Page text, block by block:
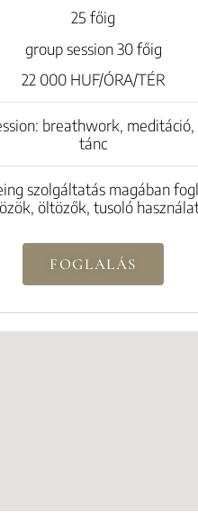
25 főig
group session 30 főig
22 000 HUF/ÓRA/TÉR
breathwork,
tánc
szolgáltatás magában
öltözők, tusoló
FOGLALÁS